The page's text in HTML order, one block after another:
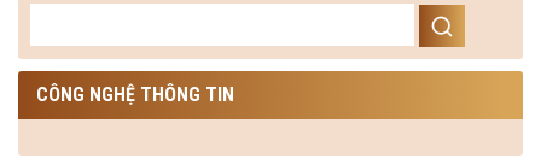
CÔNG NGHỆ THÔNG TIN